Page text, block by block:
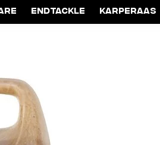
Endtackle Karperaas